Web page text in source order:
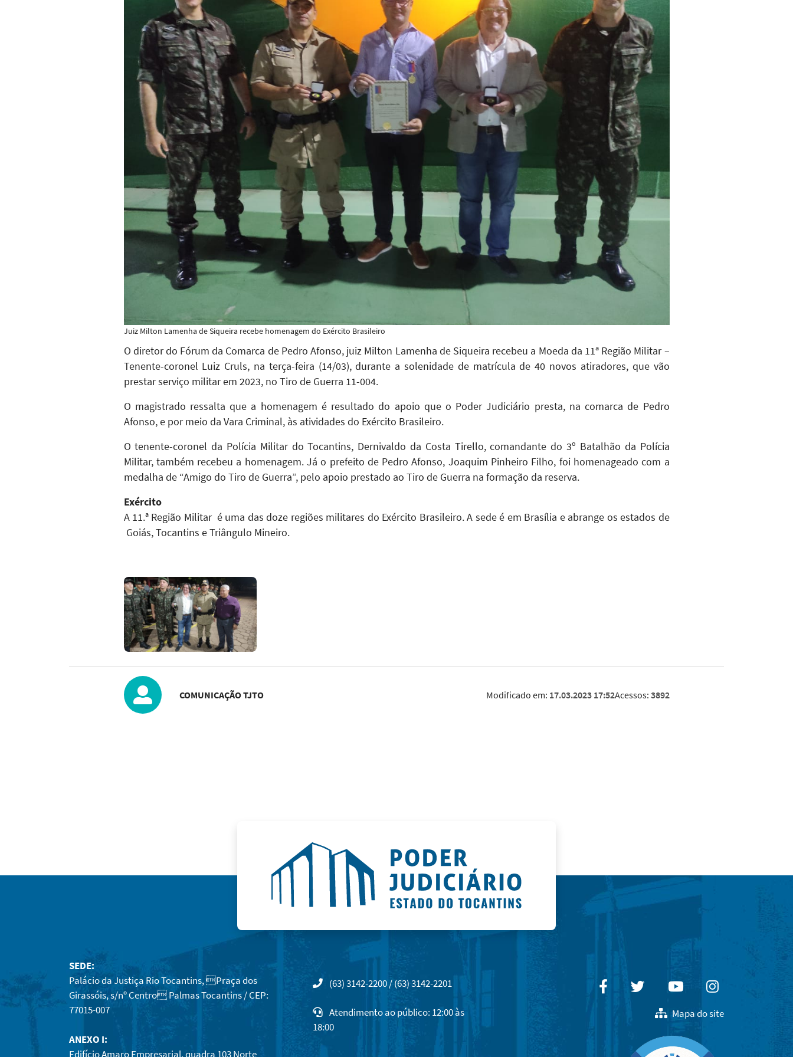
Juiz Milton Lamenha de Siqueira recebe homenagem do Exército Brasileiro
O diretor do Fórum da Comarca de Pedro Afonso, juiz Milton Lamenha de Siqueira recebeu a Moeda da 11ª Região Militar –
Tenente-coronel Luiz Cruls, na terça-feira (14/03), durante a solenidade de matrícula de 40 novos atiradores, que vão
prestar serviço militar em 2023, no Tiro de Guerra 11-004.
O magistrado ressalta que a homenagem é resultado do apoio que o Poder Judiciário presta, na comarca de Pedro
Afonso, e por meio da Vara Criminal, às atividades do Exército Brasileiro.
O tenente-coronel da Polícia Militar do Tocantins, Dernivaldo da Costa Tirello, comandante do 3º Batalhão da Polícia
Militar, também recebeu a homenagem. Já o prefeito de Pedro Afonso, Joaquim Pinheiro Filho, foi homenageado com a
medalha de “Amigo do Tiro de Guerra”, pelo apoio prestado ao Tiro de Guerra na formação da reserva.
Exército
A 11.ª Região Militar é uma das doze regiões militares do Exército Brasileiro. A sede é em Brasília e abrange os estados de
Goiás, Tocantins e Triângulo Mineiro.
COMUNICAÇÃO TJTO Modificado em: 17.03.2023 17:52Acessos: 3892
SEDE:
Palácio da Justiça Rio Tocantins, Praça dos
Girassóis, s/nº Centro Palmas Tocantins / CEP:
77015-007
ANEXO I:
Edifício Amaro Empresarial, quadra 103 Norte
(63) 3142-2200 / (63) 3142-2201
Atendimento ao público: 12:00 às
18:00
FacebookTwitterYoutubeInstagram
Mapa do site